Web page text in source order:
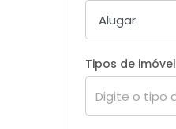
Tipos de imóvel